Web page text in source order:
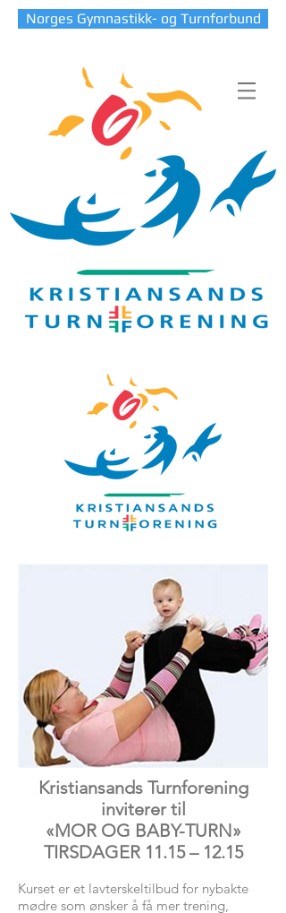
Norges Gymnastikk- og Turnforbund
Kristiansands Turnforening
inviterer til
«MOR OG BABY-TURN»
TIRSDAGER 11.15 – 12.15
Kurset er et lavterskeltilbud for nybakte
mødre som ønsker å få mer trening,